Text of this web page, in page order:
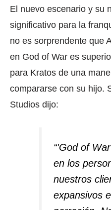
El nuevo escenario y su
significativo para la
no es sorprendente que
en God of War es
para Kratos de una
compararse con su hijo.
Studios dijo:
“'God of
en los
nuestros
expansivos